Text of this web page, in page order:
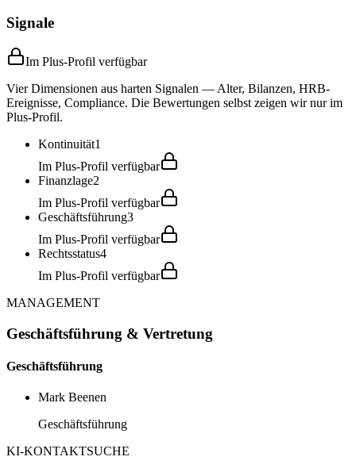
Signale
Im Plus-Profil verfügbar
Vier Dimensionen aus harten Signalen — Alter, Bilanzen, HRB-
Ereignisse, Compliance. Die Bewertungen selbst zeigen wir nur im
Plus-Profil.
Kontinuität1
Im Plus-Profil verfügbar
Finanzlage2
Im Plus-Profil verfügbar
Geschäftsführung3
Im Plus-Profil verfügbar
Rechtsstatus4
Im Plus-Profil verfügbar
MANAGEMENT
Geschäftsführung & Vertretung
Geschäftsführung
Mark Beenen
Geschäftsführung
KI-KONTAKTSUCHE